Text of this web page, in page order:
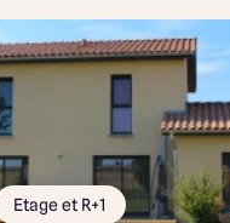
Etage et R+1